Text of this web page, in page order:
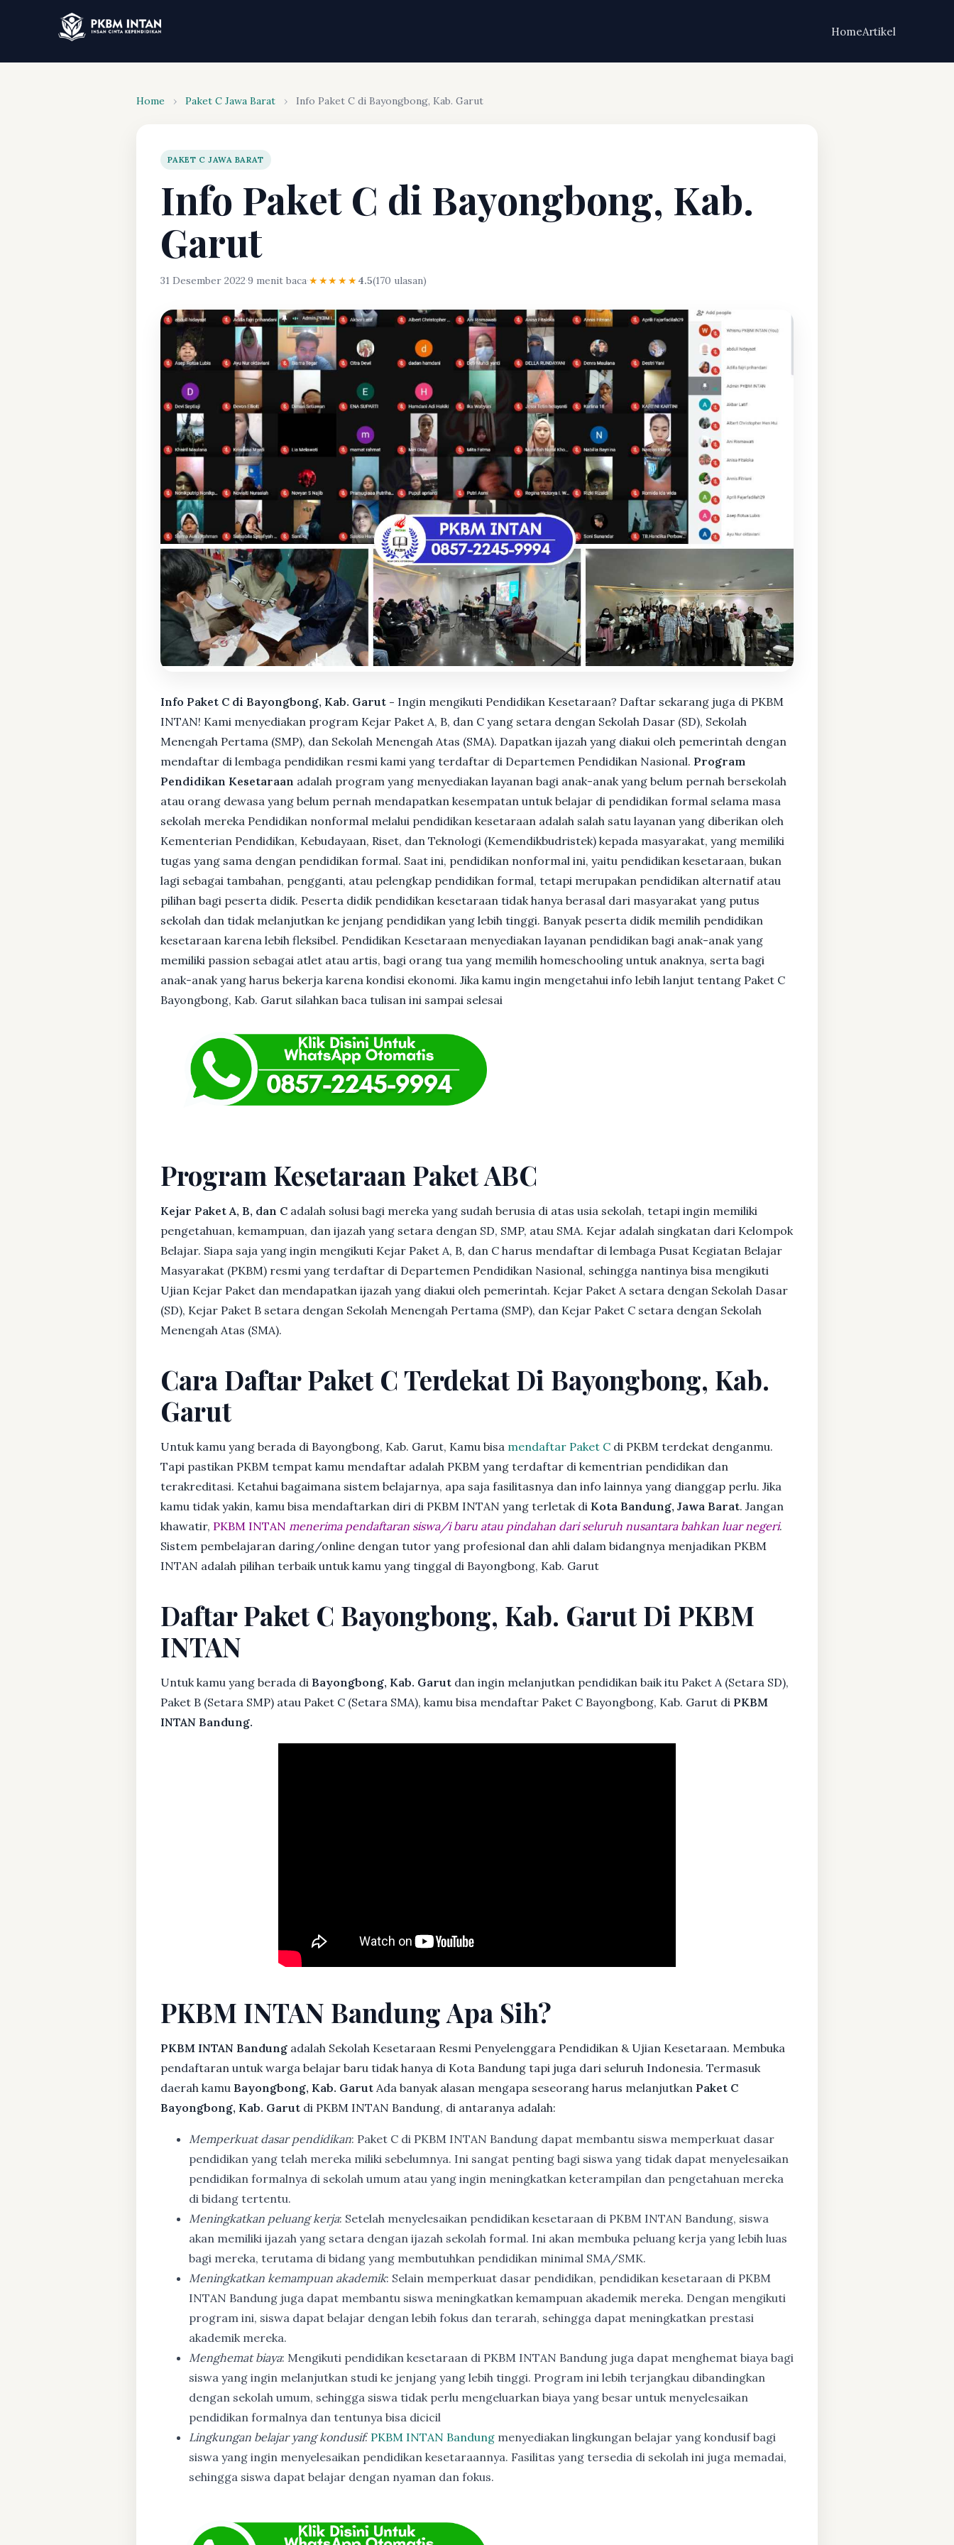
HomeArtikel
Home › Paket C Jawa Barat › Info Paket C di Bayongbong, Kab. Garut
PAKET C JAWA BARAT
Info Paket C di Bayongbong, Kab.
Garut
31 Desember 2022·9 menit baca·★★★★★4.5(170 ulasan)
Info Paket C di Bayongbong, Kab. Garut - Ingin mengikuti Pendidikan Kesetaraan? Daftar sekarang juga di PKBM
INTAN! Kami menyediakan program Kejar Paket A, B, dan C yang setara dengan Sekolah Dasar (SD), Sekolah
Menengah Pertama (SMP), dan Sekolah Menengah Atas (SMA). Dapatkan ijazah yang diakui oleh pemerintah dengan
mendaftar di lembaga pendidikan resmi kami yang terdaftar di Departemen Pendidikan Nasional. Program
Pendidikan Kesetaraan adalah program yang menyediakan layanan bagi anak-anak yang belum pernah bersekolah
atau orang dewasa yang belum pernah mendapatkan kesempatan untuk belajar di pendidikan formal selama masa
sekolah mereka Pendidikan nonformal melalui pendidikan kesetaraan adalah salah satu layanan yang diberikan oleh
Kementerian Pendidikan, Kebudayaan, Riset, dan Teknologi (Kemendikbudristek) kepada masyarakat, yang memiliki
tugas yang sama dengan pendidikan formal. Saat ini, pendidikan nonformal ini, yaitu pendidikan kesetaraan, bukan
lagi sebagai tambahan, pengganti, atau pelengkap pendidikan formal, tetapi merupakan pendidikan alternatif atau
pilihan bagi peserta didik. Peserta didik pendidikan kesetaraan tidak hanya berasal dari masyarakat yang putus
sekolah dan tidak melanjutkan ke jenjang pendidikan yang lebih tinggi. Banyak peserta didik memilih pendidikan
kesetaraan karena lebih fleksibel. Pendidikan Kesetaraan menyediakan layanan pendidikan bagi anak-anak yang
memiliki passion sebagai atlet atau artis, bagi orang tua yang memilih homeschooling untuk anaknya, serta bagi
anak-anak yang harus bekerja karena kondisi ekonomi. Jika kamu ingin mengetahui info lebih lanjut tentang Paket C
Bayongbong, Kab. Garut silahkan baca tulisan ini sampai selesai
Program Kesetaraan Paket ABC
Kejar Paket A, B, dan C adalah solusi bagi mereka yang sudah berusia di atas usia sekolah, tetapi ingin memiliki
pengetahuan, kemampuan, dan ijazah yang setara dengan SD, SMP, atau SMA. Kejar adalah singkatan dari Kelompok
Belajar. Siapa saja yang ingin mengikuti Kejar Paket A, B, dan C harus mendaftar di lembaga Pusat Kegiatan Belajar
Masyarakat (PKBM) resmi yang terdaftar di Departemen Pendidikan Nasional, sehingga nantinya bisa mengikuti
Ujian Kejar Paket dan mendapatkan ijazah yang diakui oleh pemerintah. Kejar Paket A setara dengan Sekolah Dasar
(SD), Kejar Paket B setara dengan Sekolah Menengah Pertama (SMP), dan Kejar Paket C setara dengan Sekolah
Menengah Atas (SMA).
Cara Daftar Paket C Terdekat Di Bayongbong, Kab.
Garut
Untuk kamu yang berada di Bayongbong, Kab. Garut, Kamu bisa mendaftar Paket C di PKBM terdekat denganmu.
Tapi pastikan PKBM tempat kamu mendaftar adalah PKBM yang terdaftar di kementrian pendidikan dan
terakreditasi. Ketahui bagaimana sistem belajarnya, apa saja fasilitasnya dan info lainnya yang dianggap perlu. Jika
kamu tidak yakin, kamu bisa mendaftarkan diri di PKBM INTAN yang terletak di Kota Bandung, Jawa Barat. Jangan
khawatir, PKBM INTAN menerima pendaftaran siswa/i baru atau pindahan dari seluruh nusantara bahkan luar negeri.
Sistem pembelajaran daring/online dengan tutor yang profesional dan ahli dalam bidangnya menjadikan PKBM
INTAN adalah pilihan terbaik untuk kamu yang tinggal di Bayongbong, Kab. Garut
Daftar Paket C Bayongbong, Kab. Garut Di PKBM
INTAN
Untuk kamu yang berada di Bayongbong, Kab. Garut dan ingin melanjutkan pendidikan baik itu Paket A (Setara SD),
Paket B (Setara SMP) atau Paket C (Setara SMA), kamu bisa mendaftar Paket C Bayongbong, Kab. Garut di PKBM
INTAN Bandung.
PKBM INTAN Bandung Apa Sih?
PKBM INTAN Bandung adalah Sekolah Kesetaraan Resmi Penyelenggara Pendidikan & Ujian Kesetaraan. Membuka
pendaftaran untuk warga belajar baru tidak hanya di Kota Bandung tapi juga dari seluruh Indonesia. Termasuk
daerah kamu Bayongbong, Kab. Garut Ada banyak alasan mengapa seseorang harus melanjutkan Paket C
Bayongbong, Kab. Garut di PKBM INTAN Bandung, di antaranya adalah:
Memperkuat dasar pendidikan: Paket C di PKBM INTAN Bandung dapat membantu siswa memperkuat dasar
pendidikan yang telah mereka miliki sebelumnya. Ini sangat penting bagi siswa yang tidak dapat menyelesaikan
pendidikan formalnya di sekolah umum atau yang ingin meningkatkan keterampilan dan pengetahuan mereka
di bidang tertentu.
Meningkatkan peluang kerja: Setelah menyelesaikan pendidikan kesetaraan di PKBM INTAN Bandung, siswa
akan memiliki ijazah yang setara dengan ijazah sekolah formal. Ini akan membuka peluang kerja yang lebih luas
bagi mereka, terutama di bidang yang membutuhkan pendidikan minimal SMA/SMK.
Meningkatkan kemampuan akademik: Selain memperkuat dasar pendidikan, pendidikan kesetaraan di PKBM
INTAN Bandung juga dapat membantu siswa meningkatkan kemampuan akademik mereka. Dengan mengikuti
program ini, siswa dapat belajar dengan lebih fokus dan terarah, sehingga dapat meningkatkan prestasi
akademik mereka.
Menghemat biaya: Mengikuti pendidikan kesetaraan di PKBM INTAN Bandung juga dapat menghemat biaya bagi
siswa yang ingin melanjutkan studi ke jenjang yang lebih tinggi. Program ini lebih terjangkau dibandingkan
dengan sekolah umum, sehingga siswa tidak perlu mengeluarkan biaya yang besar untuk menyelesaikan
pendidikan formalnya dan tentunya bisa dicicil
Lingkungan belajar yang kondusif: PKBM INTAN Bandung menyediakan lingkungan belajar yang kondusif bagi
siswa yang ingin menyelesaikan pendidikan kesetaraannya. Fasilitas yang tersedia di sekolah ini juga memadai,
sehingga siswa dapat belajar dengan nyaman dan fokus.